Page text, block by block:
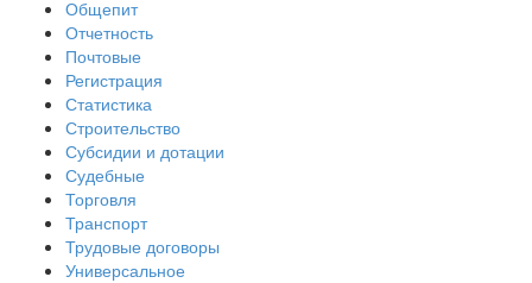
Общепит
Отчетность
Почтовые
Регистрация
Статистика
Строительство
Субсидии и дотации
Судебные
Торговля
Транспорт
Трудовые договоры
Универсальное